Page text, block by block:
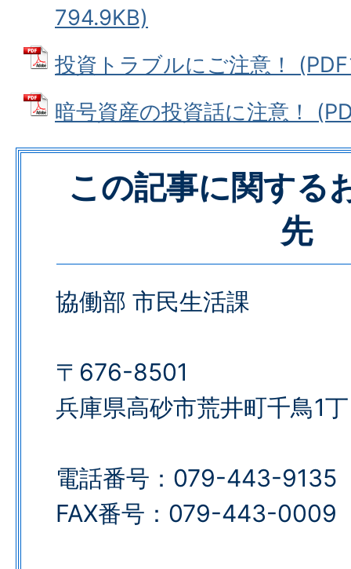
794.9KB)
投資トラブルにご注意！
暗号資産の投資話に注意！
この記事に関する
先
協働部 市民生活課
〒676-8501
兵庫県高砂市荒井町千鳥1
電話番号：079-443-9135
FAX番号：079-443-0009​​​​​​​